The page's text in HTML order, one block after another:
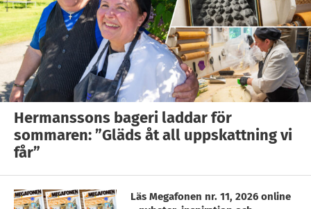
Hermanssons bageri laddar för
sommaren: ”Gläds åt all uppskattning vi
får”
Läs Megafonen nr. 11, 2026 online